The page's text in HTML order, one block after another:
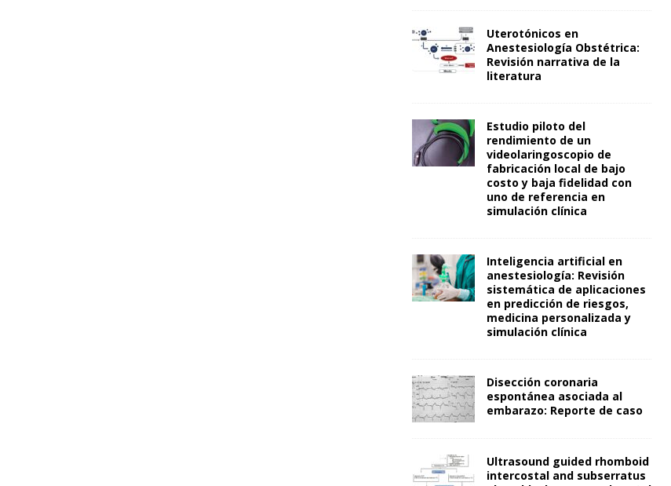
Uterotónicos en
Anestesiología Obstétrica:
Revisión narrativa de la
literatura
Estudio piloto del
rendimiento de un
videolaringoscopio de
fabricación local de bajo
costo y baja fidelidad con
uno de referencia en
simulación clínica
Inteligencia artificial en
anestesiología: Revisión
sistemática de aplicaciones
en predicción de riesgos,
medicina personalizada y
simulación clínica
Disección coronaria
espontánea asociada al
embarazo: Reporte de caso
Ultrasound guided rhomboid
intercostal and subserratus